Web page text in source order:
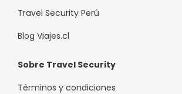
Travel Security Perú
Blog Viajes.cl
Sobre Travel Security
Términos y condiciones